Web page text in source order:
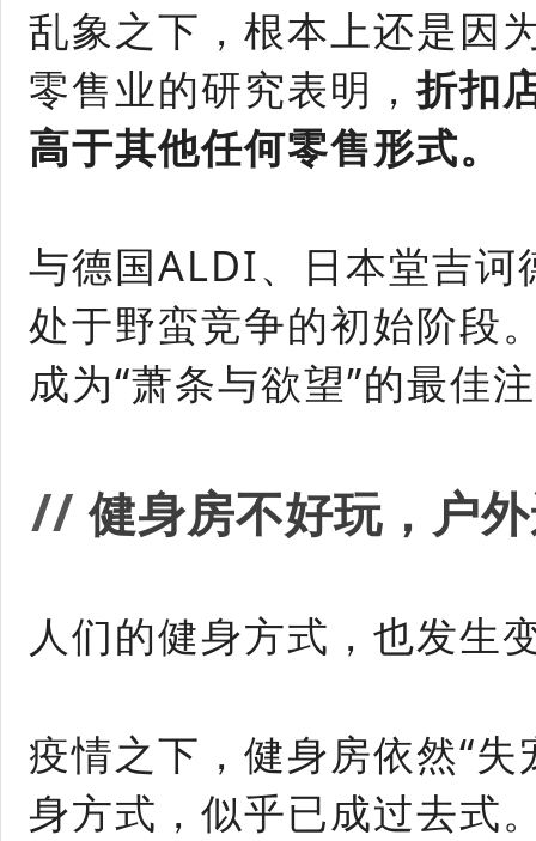
乱象之下，根本上还是因
零售业的研究表明，折扣
高于其他任何零售形式。
与德国ALDI、日本堂吉
处于野蛮竞争的初始阶段
成为“萧条与欲望”的最佳
//健身房不好玩，户
人们的健身方式，也发生
疫情之下，健身房依然“
身方式，似乎已成过去式